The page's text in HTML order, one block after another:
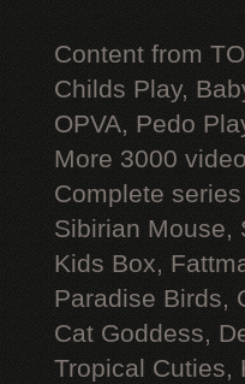
Content from
Childs Play,
OPVA, Pedo
More 3000
Complete
Sibirian Mouse,
Kids Box,
Paradise Birds,
Cat Goddess,
Tropical Cuties,